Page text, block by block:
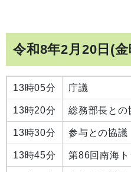
令和8年2月20日(
13時05分 庁議
13時20分 総務部長との
13時30分 参与との協議
13時45分 第86回南海